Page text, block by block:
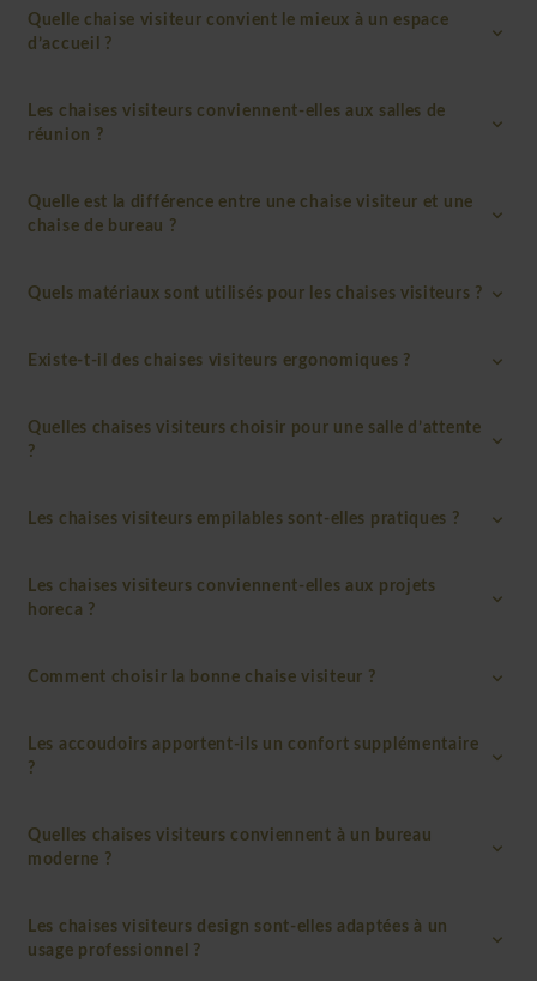
Quelle chaise visiteur convient le mieux à un espace
d’accueil ?
Les chaises visiteurs conviennent-elles aux salles de
réunion ?
Quelle est la différence entre une chaise visiteur et une
chaise de bureau ?
Quels matériaux sont utilisés pour les chaises visiteurs ?
Existe-t-il des chaises visiteurs ergonomiques ?
Quelles chaises visiteurs choisir pour une salle d’attente
?
Les chaises visiteurs empilables sont-elles pratiques ?
Les chaises visiteurs conviennent-elles aux projets
horeca ?
Comment choisir la bonne chaise visiteur ?
Les accoudoirs apportent-ils un confort supplémentaire
?
Quelles chaises visiteurs conviennent à un bureau
moderne ?
Les chaises visiteurs design sont-elles adaptées à un
usage professionnel ?